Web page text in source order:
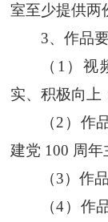
室至少提供两
3、作品
（ 1 ）视
实、积极向上
（2 ）作
建党 100 周年
（3）作
（4）作